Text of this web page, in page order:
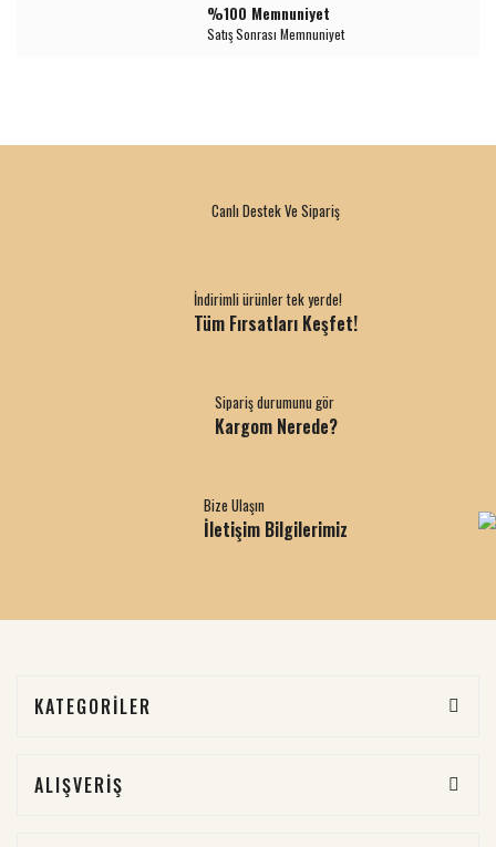
%100 Memnuniyet
Satış Sonrası Memnuniyet
Canlı Destek Ve Sipariş
İndirimli ürünler tek yerde!
Tüm Fırsatları Keşfet!
Sipariş durumunu gör
Kargom Nerede?
Bize Ulaşın
İletişim Bilgilerimiz
KATEGORİLER
ALIŞVERİŞ